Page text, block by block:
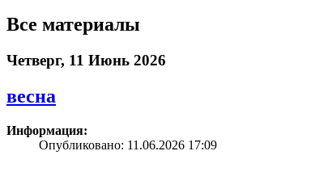
Все материалы
Четверг, 11 Июнь 2026
весна
Информация:
Опубликовано: 11.06.2026 17:09